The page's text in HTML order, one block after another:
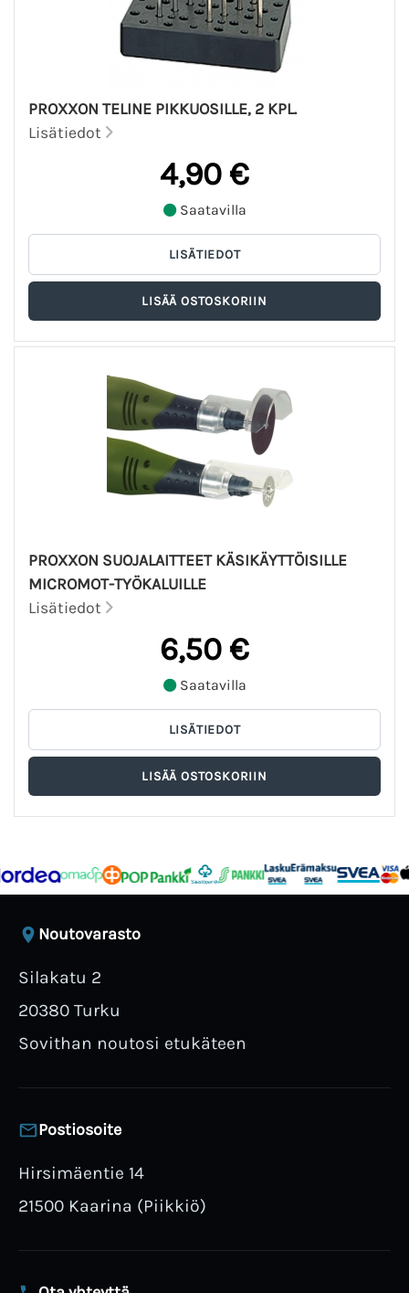
PROXXON TELINE PIKKUOSILLE, 2 KPL.
Lisätiedot
4,90 €
Saatavilla
PROXXON SUOJALAITTEET KÄSIKÄYTTÖISILLE
MICROMOT-TYÖKALUILLE
Lisätiedot
6,50 €
Saatavilla
Noutovarasto
Silakatu 2
20380 Turku
Sovithan noutosi etukäteen
Postiosoite
Hirsimäentie 14
21500 Kaarina (Piikkiö)